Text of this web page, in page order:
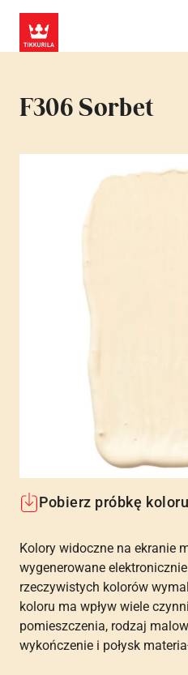
F306 Sorbet
Pobierz próbkę koloru
Kolory widoczne na ekranie
wygenerowane
rzeczywistych kolorów
koloru ma wpływ wiele
pomieszczenia, rodzaj
wykończenie i połysk